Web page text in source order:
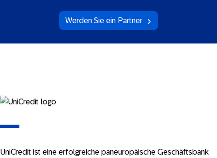
Werden Sie ein Partner
UniCredit ist eine erfolgreiche paneuropäische Geschäftsbank